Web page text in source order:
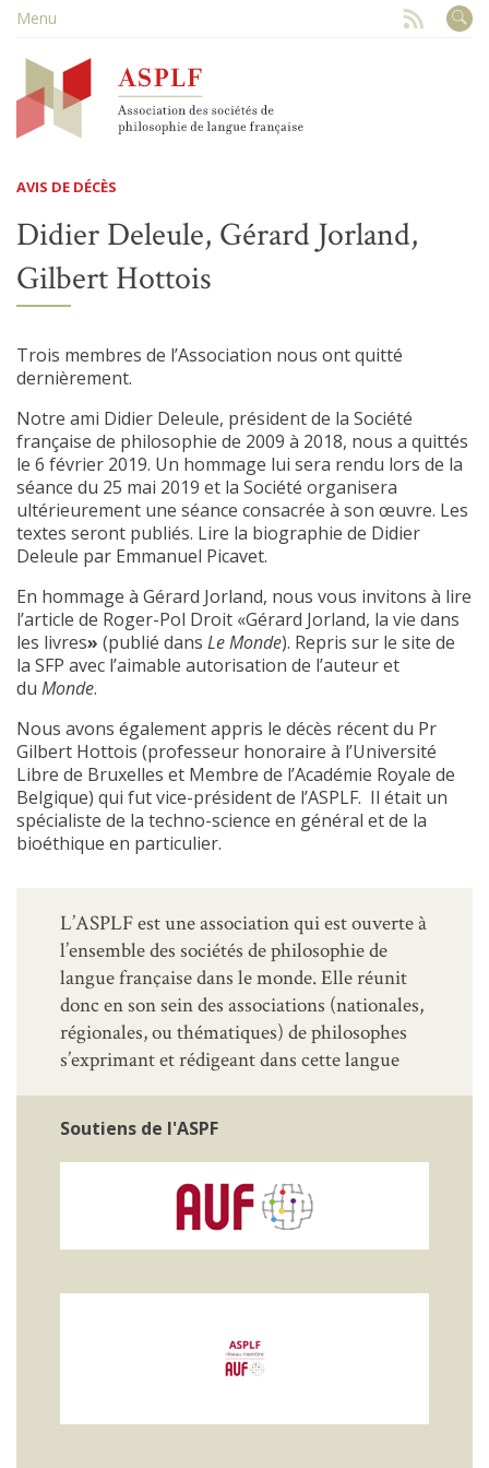
Menu
AVIS DE DÉCÈS
Didier Deleule, Gérard Jorland,
Gilbert Hottois
Trois membres de l’Association nous ont quitté
dernièrement.
Notre ami Didier Deleule, président de la Société
française de philosophie de 2009 à 2018, nous a quittés
le 6 février 2019. Un hommage lui sera rendu lors de la
séance du 25 mai 2019 et la Société organisera
ultérieurement une séance consacrée à son œuvre. Les
textes seront publiés. Lire la biographie de Didier
Deleule par Emmanuel Picavet.
En hommage à Gérard Jorland, nous vous invitons à lire
l’article de Roger-Pol Droit «Gérard Jorland, la vie dans
les livres» (publié dans Le Monde). Repris sur le site de
la SFP avec l’aimable autorisation de l’auteur et
du Monde.
Nous avons également appris le décès récent du Pr
Gilbert Hottois (professeur honoraire à l’Université
Libre de Bruxelles et Membre de l’Académie Royale de
Belgique) qui fut vice-président de l’ASPLF. Il était un
spécialiste de la techno-science en général et de la
bioéthique en particulier.
L’ASPLF est une association qui est ouverte à
l’ensemble des sociétés de philosophie de
langue française dans le monde. Elle réunit
donc en son sein des associations (nationales,
régionales, ou thématiques) de philosophes
s’exprimant et rédigeant dans cette langue
Soutiens de l'ASPF